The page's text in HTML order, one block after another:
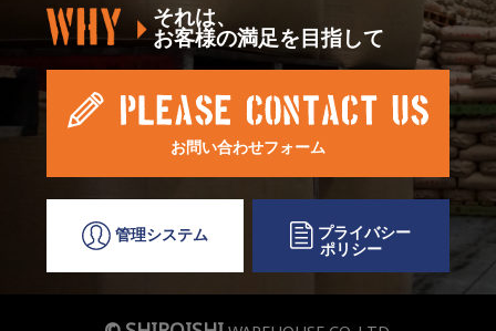
それは、
お客様の満足を目指して
お問い合わせフォーム
管理システム プライバシー
ポリシー